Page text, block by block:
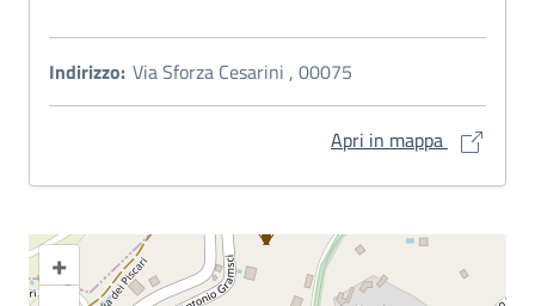
Indirizzo: Via Sforza Cesarini , 00075
Apri in mappa Dimora
+